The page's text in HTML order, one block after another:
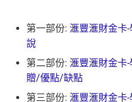
第一部份: 滙豐滙財金卡
說
第二部份: 滙豐滙財金卡
贈/優點/缺點
第三部份: 滙豐滙財金卡